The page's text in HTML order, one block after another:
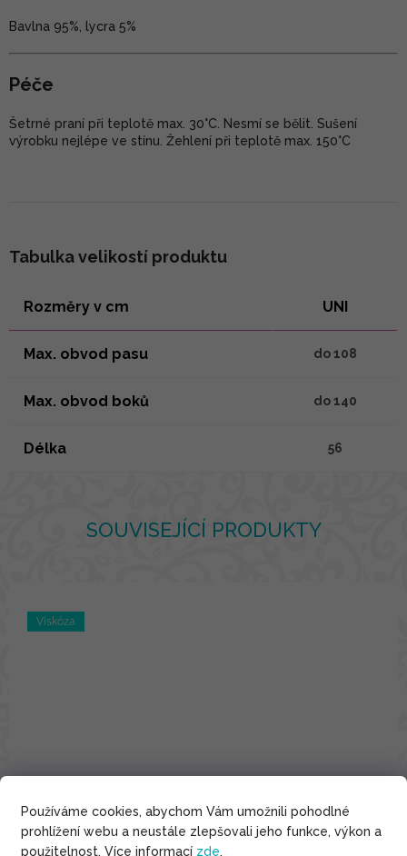
Používáme cookies, abychom Vám umožnili pohodlné
prohlížení webu a neustále zlepšovali jeho funkce, výkon a
použitelnost. Více informací zde.
SOUVISEJÍCÍ PRODUKTY
Viskóza
Bavlna 95%, lycra 5%
Péče
Šetrné praní při teplotě max. 30°C. Nesmí se bělit. Sušení
výrobku nejlépe ve stínu. Žehlení při teplotě max. 150°C
Tabulka velikostí produktu
Rozměry v cm UNI
Max. obvod pasu do 108
Max. obvod boků do 140
Délka 56